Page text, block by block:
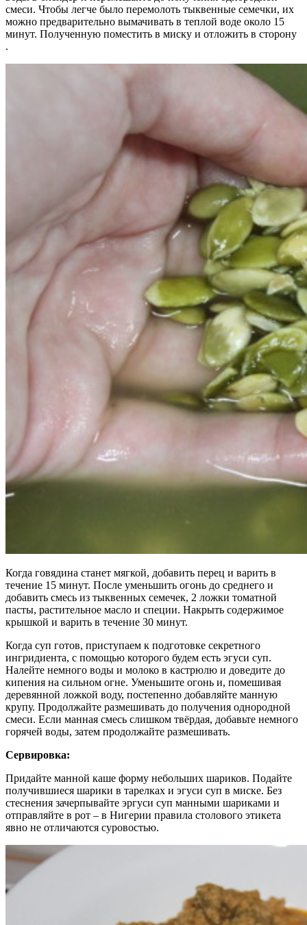
смеси. Чтобы легче было перемолоть тыквенные семечки, их
можно предварительно вымачивать в теплой воде около 15
минут. Полученную поместить в миску и отложить в сторону
.
Когда говядина станет мягкой, добавить перец и варить в
течение 15 минут. После уменьшить огонь до среднего и
добавить смесь из тыквенных семечек, 2 ложки томатной
пасты, растительное масло и специи. Накрыть содержимое
крышкой и варить в течение 30 минут.
Когда суп готов, приступаем к подготовке секретного
ингридиента, с помощью которого будем есть эгуси суп.
Налейте немного воды и молоко в кастрюлю и доведите до
кипения на сильном огне. Уменьшите огонь и, помешивая
деревянной ложкой воду, постепенно добавляйте манную
крупу. Продолжайте размешивать до получения однородной
смеси. Если манная смесь слишком твёрдая, добавьте немного
горячей воды, затем продолжайте размешивать.
Сервировка:
Придайте манной каше форму небольших шариков. Подайте
получившиеся шарики в тарелках и эгуси суп в миске. Без
стеснения зачерпывайте эргуси суп манными шариками и
отправляйте в рот – в Нигерии правила столового этикета
явно не отличаются суровостью.